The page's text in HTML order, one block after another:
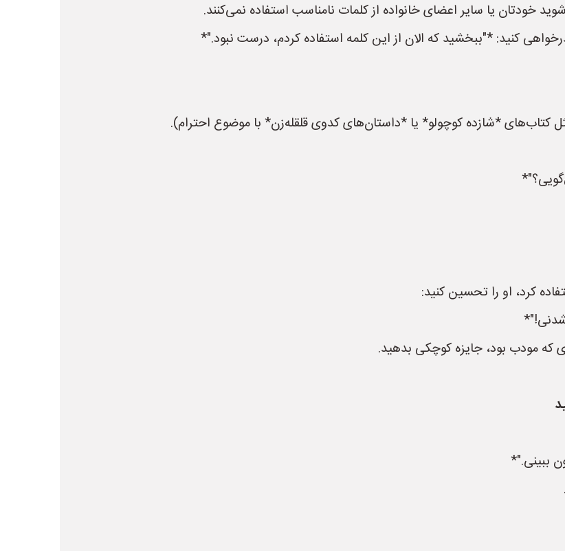
خودتان یا سایر اعضای خانواده از کلمات نامناسب استفاده نمی‌کنند.
کنید: *"ببخشید که الان از این کلمه استفاده کردم، درست نبود."*
کتاب‌های *شازده کوچولو* یا *داستان‌های کدوی قلقله‌زن* با موضوع احترام).
کرد، او را تحسین کنید:
که مودب بود، جایزه کوچکی بدهید.
ببینی."*